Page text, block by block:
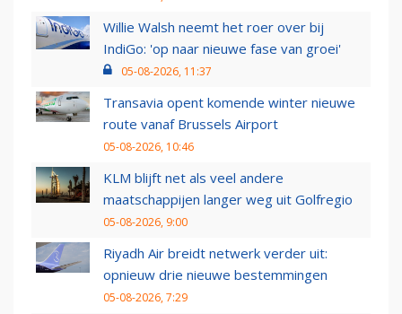
Willie Walsh neemt het roer over bij
IndiGo: 'op naar nieuwe fase van groei'
05-08-2026, 11:37
Transavia opent komende winter nieuwe
route vanaf Brussels Airport
05-08-2026, 10:46
KLM blijft net als veel andere
maatschappijen langer weg uit Golfregio
05-08-2026, 9:00
Riyadh Air breidt netwerk verder uit:
opnieuw drie nieuwe bestemmingen
05-08-2026, 7:29